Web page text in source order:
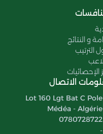
و النتائج
الترتيب
الإحصائيات
الاتصال
Lot 160 Lgt Bat C Pole
Médéa - Algérie
0780728722
-